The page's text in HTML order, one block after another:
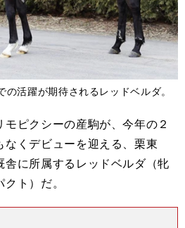
の活躍が期待されるレッドベルダ。
ピクシーの産駒が、今年の２
なくデビューを迎える、栗東
舎に所属するレッドベルダ（牝
ト）だ。